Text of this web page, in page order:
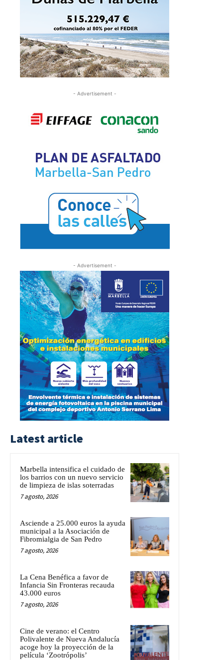
- Advertisement -
- Advertisement -
Latest article
Marbella intensifica el cuidado de
los barrios con un nuevo servicio
de limpieza de islas soterradas
7 agosto, 2026
Asciende a 25.000 euros la ayuda
municipal a la Asociación de
Fibromialgia de San Pedro
7 agosto, 2026
La Cena Benéfica a favor de
Infancia Sin Fronteras recauda
43.000 euros
7 agosto, 2026
Cine de verano: el Centro
Polivalente de Nueva Andalucía
acoge hoy la proyección de la
película ‘Zootrópolis’